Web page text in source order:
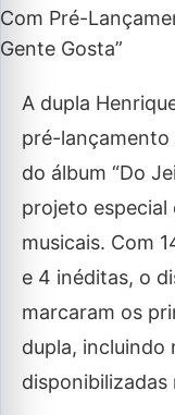
A dupla
pré-
do álbum “Do
projeto especial
musicais. Com
e 4 inéditas, o
marcaram os
dupla, incluindo